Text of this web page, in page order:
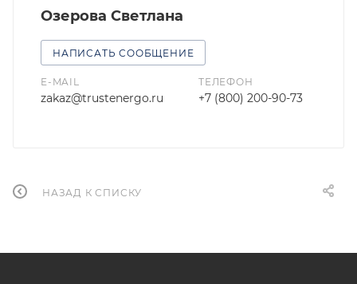
Озерова Светлана
НАПИСАТЬ СООБЩЕНИЕ
E-MAIL
zakaz@trustenergo.ru
ТЕЛЕФОН
+7 (800) 200-90-73
НАЗАД К СПИСКУ